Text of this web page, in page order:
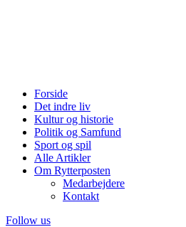
Forside
Det indre liv
Kultur og historie
Politik og Samfund
Sport og spil
Alle Artikler
Om Rytterposten
Medarbejdere
Kontakt
Follow us